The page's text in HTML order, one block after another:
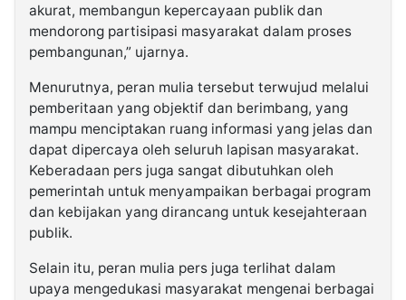
akurat, membangun kepercayaan publik dan
mendorong partisipasi masyarakat dalam proses
pembangunan,” ujarnya.
Menurutnya, peran mulia tersebut terwujud melalui
pemberitaan yang objektif dan berimbang, yang
mampu menciptakan ruang informasi yang jelas dan
dapat dipercaya oleh seluruh lapisan masyarakat.
Keberadaan pers juga sangat dibutuhkan oleh
pemerintah untuk menyampaikan berbagai program
dan kebijakan yang dirancang untuk kesejahteraan
publik.
Selain itu, peran mulia pers juga terlihat dalam
upaya mengedukasi masyarakat mengenai berbagai